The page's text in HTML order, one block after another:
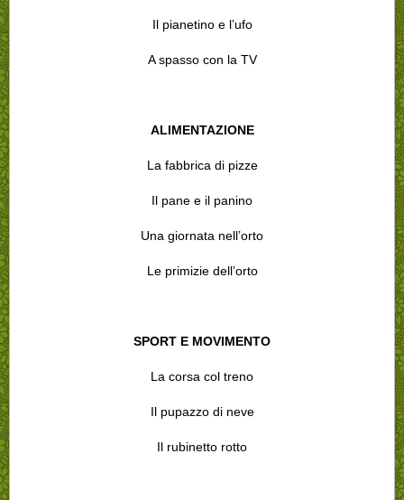
Il pianetino e l’ufo
A spasso con la TV
ALIMENTAZIONE
La fabbrica di pizze
Il pane e il panino
Una giornata nell’orto
Le primizie dell’orto
SPORT E MOVIMENTO
La corsa col treno
Il pupazzo di neve
Il rubinetto rotto